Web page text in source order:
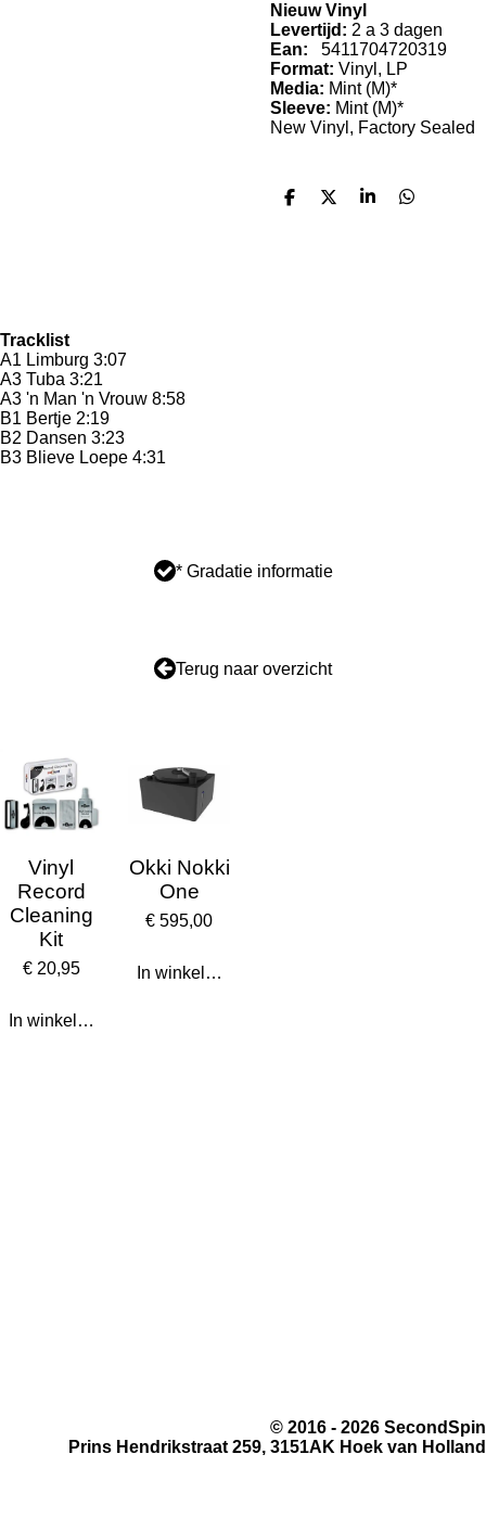
Nieuw Vinyl
Levertijd: 2 a 3 dagen
Ean: 5411704720319
Format: Vinyl, LP
Media: Mint (M)*
Sleeve: Mint (M)*
New Vinyl, Factory Sealed
D
D
S
D
Tracklist
A1 Limburg 3:07
A3 Tuba 3:21
A3 'n Man 'n Vrouw 8:58
B1 Bertje 2:19
B2 Dansen 3:23
B3 Blieve Loepe 4:31
* Gradatie informatie
Terug naar overzicht
Vinyl
Record
Cleaning
Kit
€ 20,95
In winkelwagen
Okki Nokki
One
€ 595,00
In winkelwagen
© 2016 - 2026 SecondSpin
Prins Hendrikstraat 259, 3151AK Hoek van Holland